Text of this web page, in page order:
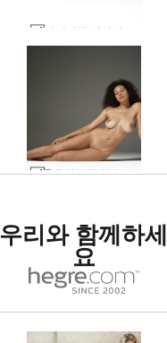
Teti 관능적 인 누드 #41
로 평가됨
우리와 함께하세
요